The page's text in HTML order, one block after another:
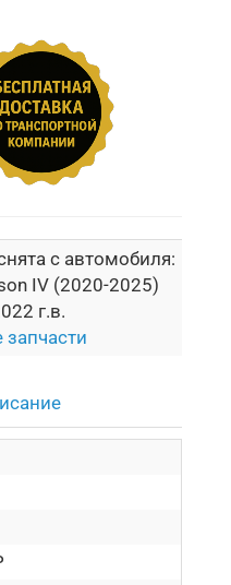
с автомобиля:
IV (2020-2025)
г.в.
запчасти